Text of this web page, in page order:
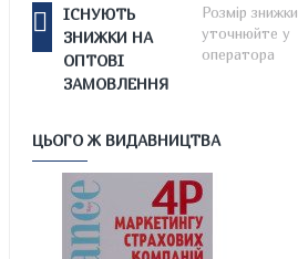
ІСНУЮТЬ
ЗНИЖКИ НА
ОПТОВІ
ЗАМОВЛЕННЯ
Розмір знижки
уточнюйте у
оператора
ЦЬОГО Ж ВИДАВНИЦТВА